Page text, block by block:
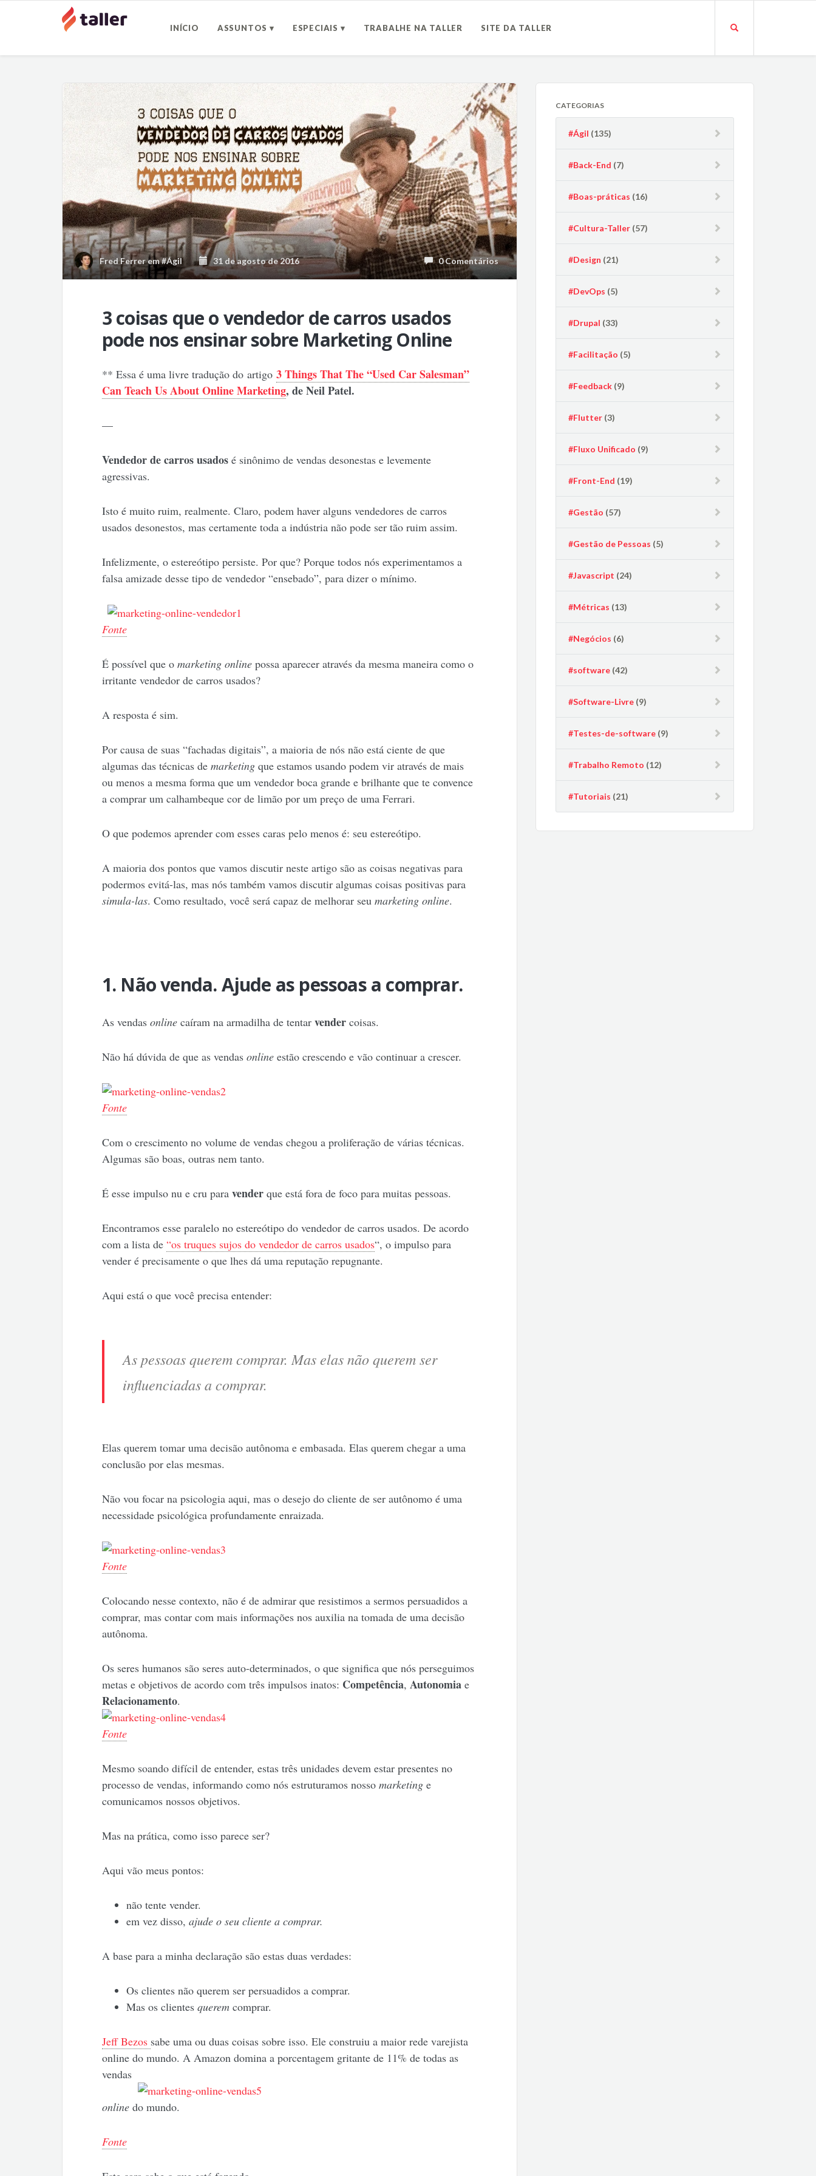
INÍCIO ASSUNTOS ▾ ESPECIAIS ▾ TRABALHE NA TALLER SITE DA TALLER
Fred Ferrerem#Ágil 31 de agosto de 2016 0 Comentários
3 coisas que o vendedor de carros usados
pode nos ensinar sobre Marketing Online
** Essa é uma livre tradução do artigo 3 Things That The “Used Car Salesman”
Can Teach Us About Online Marketing, de Neil Patel.
—
Vendedor de carros usadosé sinônimo de vendas desonestas e levemente
agressivas.
Isto é muito ruim, realmente. Claro, podem haver alguns vendedores de carros
usados desonestos, mas certamente toda a indústria não pode ser tão ruim assim.
Infelizmente, o estereótipo persiste. Por que? Porque todos nós experimentamos a
falsa amizade desse tipo de vendedor “ensebado”, para dizer o mínimo.
Fonte
É possível que o marketing onlinepossa aparecer através da mesma maneira como o
irritante vendedor de carros usados?
A resposta é sim.
Por causa de suas “fachadas digitais”, a maioria de nós não está ciente de que
algumas das técnicas de marketingque estamos usando podem vir através de mais
ou menos a mesma forma que um vendedor boca grande e brilhante que te convence
a comprar um calhambeque cor de limão por um preço de uma Ferrari.
O que podemos aprender com esses caras pelo menos é: seu estereótipo.
A maioria dos pontos que vamos discutir neste artigo são as coisas negativas para
podermos evitá-las, mas nós também vamos discutir algumas coisas positivas para
simula-las. Como resultado, você será capaz de melhorar seu marketing online.
1. Não venda. Ajude as pessoas a comprar.
As vendas onlinecaíram na armadilha de tentar vender coisas.
Não há dúvida de que as vendas onlineestão crescendo e vão continuar a crescer.
Fonte
Com o crescimento no volume de vendas chegou a proliferação de várias técnicas.
Algumas são boas, outras nem tanto.
É esse impulso nu e cru para venderque está fora de foco para muitas pessoas.
Encontramos esse paralelo no estereótipo do vendedor de carros usados. De acordo
com a lista de “os truques sujos do vendedor de carros usados“, o impulso para
vender é precisamente o que lhes dá uma reputação repugnante.
Aqui está o que você precisa entender:
As pessoas querem comprar. Mas elas não querem ser
influenciadas a comprar.
Elas querem tomar uma decisão autônoma e embasada. Elas querem chegar a uma
conclusão por elas mesmas.
Não vou focar na psicologia aqui, mas o desejo do cliente de ser autônomo é uma
necessidade psicológica profundamente enraizada.
Fonte
Colocando nesse contexto, não é de admirar que resistimos a sermos persuadidos a
comprar, mas contar com mais informações nos auxilia na tomada de uma decisão
autônoma.
Os seres humanos são seres auto-determinados, o que significa que nós perseguimos
metas e objetivos de acordo com três impulsos inatos: Competência, Autonomiae
Relacionamento.
Fonte
Mesmo soando difícil de entender, estas três unidades devem estar presentes no
processo de vendas, informando como nós estruturamos nossomarketinge
comunicamos nossos objetivos.
Mas na prática, como isso parece ser?
Aqui vão meus pontos:
não tente vender.
em vez disso, ajude o seu cliente a comprar.
A base para a minha declaração são estas duas verdades:
Os clientes não querem ser persuadidos a comprar.
Mas os clientes querem comprar.
Jeff Bezos sabe uma ou duas coisas sobre isso. Ele construiu a maior rede varejista
online do mundo. A Amazon domina a porcentagem gritante de 11% de todas as
vendas
onlinedo mundo.
Fonte
CATEGORIAS
#Ágil (135)
#Back-End (7)
#Boas-práticas (16)
#Cultura-Taller (57)
#Design (21)
#DevOps (5)
#Drupal (33)
#Facilitação (5)
#Feedback (9)
#Flutter (3)
#Fluxo Unificado (9)
#Front-End (19)
#Gestão (57)
#Gestão de Pessoas (5)
#Javascript (24)
#Métricas (13)
#Negócios (6)
#software (42)
#Software-Livre (9)
#Testes-de-software (9)
#Trabalho Remoto (12)
#Tutoriais (21)